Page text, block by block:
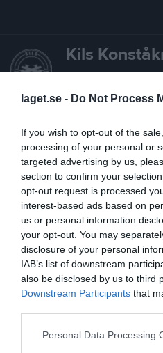
laget.se - Do Not Process
If you wish to opt-out of the
processing of your personal or
targeted advertising by us,
section to confirm your
opt-out request is processed
interest-based ads based on
us or personal information
your opt-out. You may
disclosure of your personal
IAB’s list of downstream
also be disclosed by us to third
Downstream Participants that
Personal Data Processing
Kils
Start Kalender Om klubben
Föreningen
Bli medlem
Medlemsavgifter
Stadgar
Värdegrund
Integritetspolicy